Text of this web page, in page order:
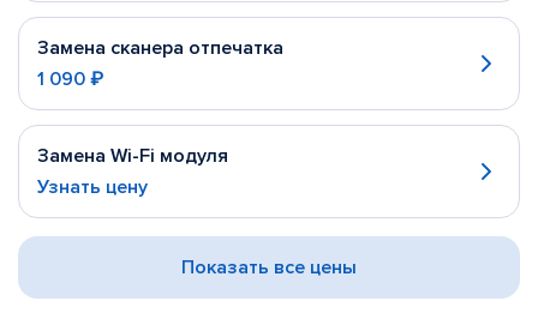
Замена сканера отпечатка
1 090 ₽
Замена Wi-Fi модуля
Узнать цену
Показать все цены